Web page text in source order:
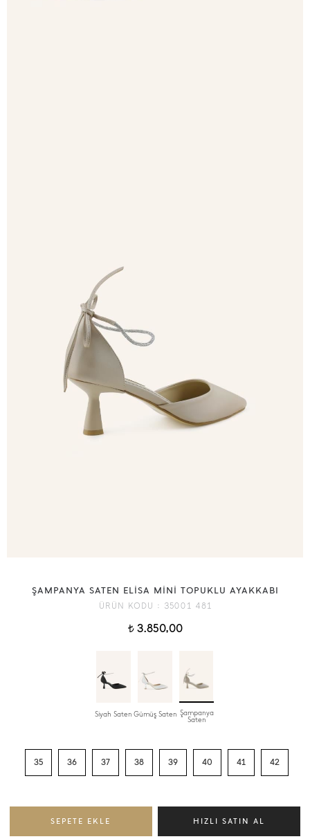
ŞAMPANYA SATEN ELİSA MİNİ TOPUKLU AYAKKABI
ÜRÜN KODU : 35001 481
t3.850,00
Siyah Saten Gümüş Saten Şampanya
Saten
35 36 37 38 39 40 41 42